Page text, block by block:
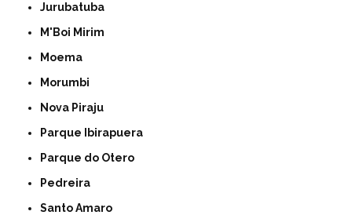
Jurubatuba
M'Boi Mirim
Moema
Morumbi
Nova Piraju
Parque Ibirapuera
Parque do Otero
Pedreira
Santo Amaro